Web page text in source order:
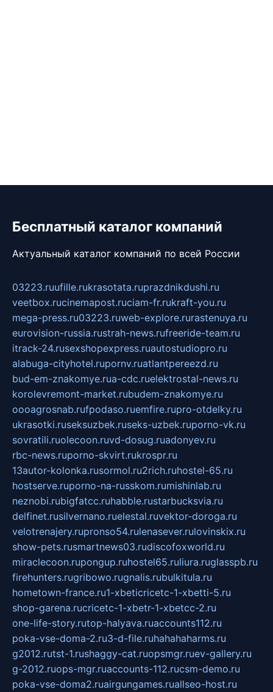
Бесплатный каталог компаний
Актуальный каталог компаний по всей России
03223.ruufille.rukrasotata.ruprazdnikdushi.ru
veetbox.rucinemapost.ruciam-fr.rukraft-you.ru
mega-press.ru03223.ruweb-explore.rurastenuya.ru
eurovision-russia.rustrah-news.rufreeride-team.ru
itrack-24.rusexshopexpress.ruautostudiopro.ru
alabuga-cityhotel.rupornv.ruatlantpereezd.ru
bud-em-znakomye.rua-cdc.ruelektrostal-news.ru
korolevremont-market.rubudem-znakomye.ru
oooagrosnab.rufpodaso.ruemfire.rupro-otdelky.ru
ukrasotki.ruseksuzbek.ruseks-uzbek.ruporno-vk.ru
sovratili.ruolecoon.ruvd-dosug.ruadonyev.ru
rbc-news.ruporno-skvirt.rukrospr.ru
13autor-kolonka.rusormol.ru2rich.ruhostel-65.ru
hostserve.ruporno-na-russkom.rumishinlab.ru
neznobi.rubigfatcc.ruhabble.rustarbucksvia.ru
delfinet.rusilvernano.ruelestal.ruvektor-doroga.ru
velotrenajery.rupronso54.rulenasever.rulovinskix.ru
show-pets.rusmartnews03.rudiscofoxworld.ru
miraclecoon.rupongup.ruhostel65.ruliura.ruglasspb.ru
firehunters.rugribowo.rugnalis.rubulkitula.ru
hometown-france.ru1-xbeticricetc-1-xbetti-5.ru
shop-garena.rucricetc-1-xbetr-1-xbetcc-2.ru
one-life-story.rutop-halyava.ruaccounts112.ru
poka-vse-doma-2.ru3-d-file.ruhahahaharms.ru
g2012.rutst-1.rushaggy-cat.ruopsmgr.ruev-gallery.ru
g-2012.ruops-mgr.ruaccounts-112.rucsm-demo.ru
poka-vse-doma2.ruairgungames.ruallseo-host.ru